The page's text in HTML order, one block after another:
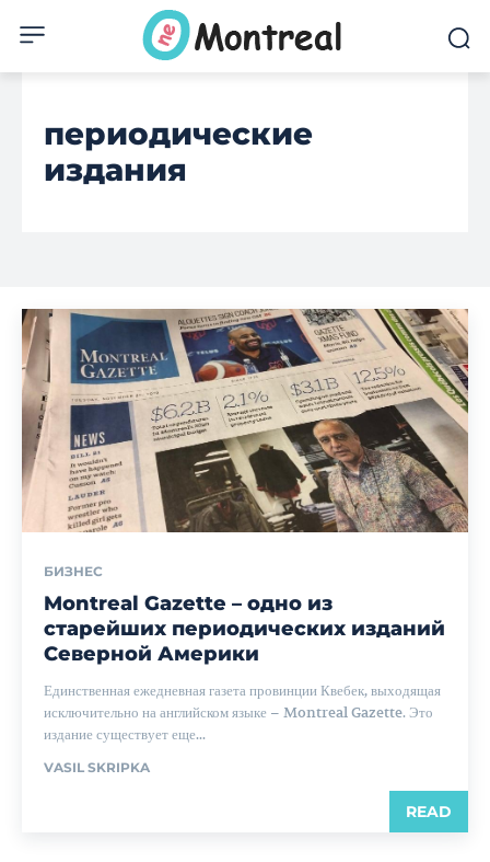
периодические
издания
БИЗНЕС
Montreal Gazette – одно из
старейших периодических изданий
Северной Америки
Единственная ежедневная газета провинции Квебек, выходящая
исключительно на английском языке – Montreal Gazette. Это
издание существует еще...
VASIL SKRIPKA
READ